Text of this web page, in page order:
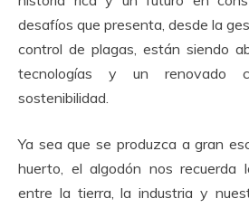
desafíos que presenta, desde la
control de plagas, están siendo
tecnologías y un renovado
sostenibilidad.
Ya sea que se produzca a gran
huerto, el algodón nos recuerda
entre la tierra, la industria y